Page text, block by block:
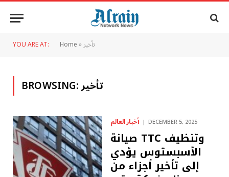
YOU ARE AT: Home»تأخير
BROWSING:تأخير
أخبار العالم DECEMBER 5, 2025
صيانة TTC وتنظيف
الأسبستوس يؤدي
إلى تأخير أجزاء من